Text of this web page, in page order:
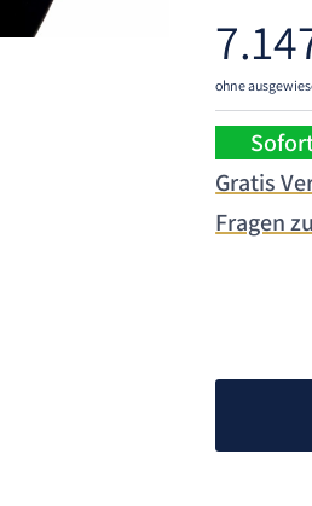
ohne
Gratis
Fragen